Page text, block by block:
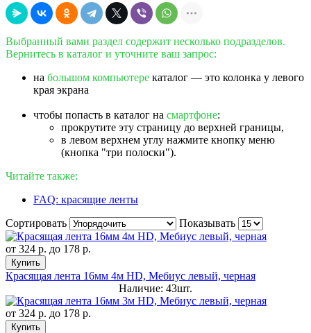
Выбранный вами раздел содержит несколько подразделов.
Вернитесь в каталог и уточните ваш запрос:
на большом компьютере каталог — это колонка у левого
края экрана
чтобы попасть в каталог на смартфоне:
прокрутите эту страницу до верхней границы,
в левом верхнем углу нажмите кнопку меню
(кнопка "три полоски").
Читайте также:
FAQ: красящие ленты
Сортировать
Показывать
от 324 р. до 178 р.
Купить
Красящая лента 16мм 4м HD, Мебиус левый, черная
Наличие: 43шт.
от 324 р. до 178 р.
Купить